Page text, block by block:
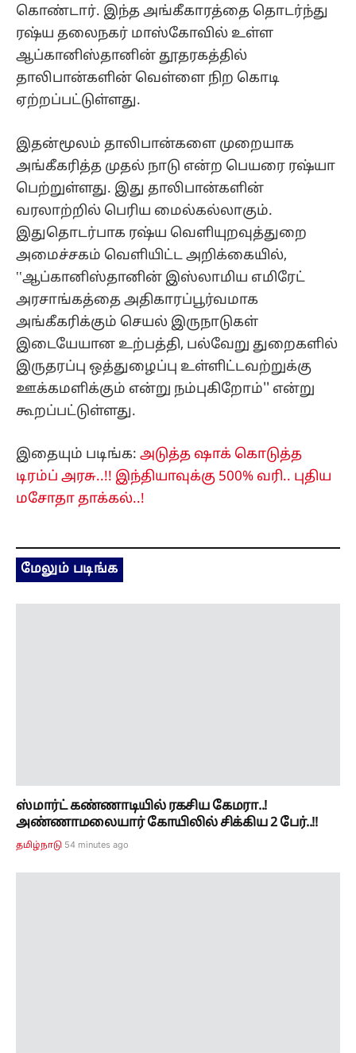
கொண்டார். இந்த அங்கீகாரத்தை தொடர்ந்து
ரஷ்ய தலைநகர் மாஸ்கோவில் உள்ள
ஆப்கானிஸ்தானின் தூதரகத்தில்
தாலிபான்களின் வெள்ளை நிற கொடி
ஏற்றப்பட்டுள்ளது.
இதன்மூலம் தாலிபான்களை முறையாக
அங்கீகரித்த முதல் நாடு என்ற பெயரை ரஷ்யா
பெற்றுள்ளது. இது தாலிபான்களின்
வரலாற்றில் பெரிய மைல்கல்லாகும்.
இதுதொடர்பாக ரஷ்ய வெளியுறவுத்துறை
அமைச்சகம் வெளியிட்ட அறிக்கையில்,
‛‛ஆப்கானிஸ்தானின் இஸ்லாமிய எமிரேட்
அரசாங்கத்தை அதிகாரப்பூர்வமாக
அங்கீகரிக்கும் செயல் இருநாடுகள்
இடையேயான உற்பத்தி, பல்வேறு துறைகளில்
இருதரப்பு ஒத்துழைப்பு உள்ளிட்டவற்றுக்கு
ஊக்கமளிக்கும் என்று நம்புகிறோம்'' என்று
கூறப்பட்டுள்ளது.
இதையும் படிங்க: அடுத்த ஷாக் கொடுத்த
டிரம்ப் அரசு..!! இந்தியாவுக்கு 500% வரி.. புதிய
மசோதா தாக்கல்..!
மேலும் படிங்க
ஸ்மார்ட் கண்ணாடியில் ரகசிய கேமரா..!
அண்ணாமலையார் கோயிலில் சிக்கிய 2 பேர்..!!
தமிழ்நாடு 54 minutes ago